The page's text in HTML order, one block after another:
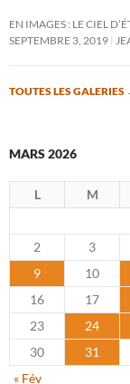
EN IMAGES : LE CIEL
SEPTEMBRE 3, 2019
TOUTES LES GALERIES
MARS 2026
L M
2
3
9
10
16
17
23
24
30
31
« Fév